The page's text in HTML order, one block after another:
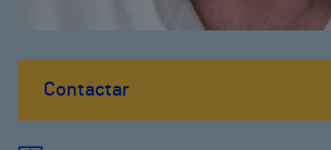
Contactar